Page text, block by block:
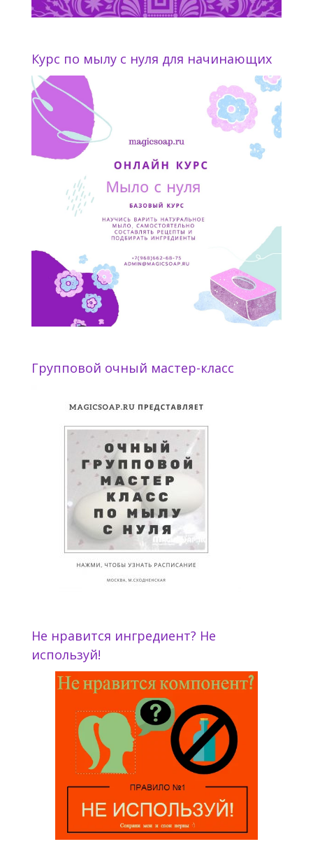
Курс по мылу с нуля для начинающих
Групповой очный мастер-класс
Не нравится ингредиент? Не
используй!